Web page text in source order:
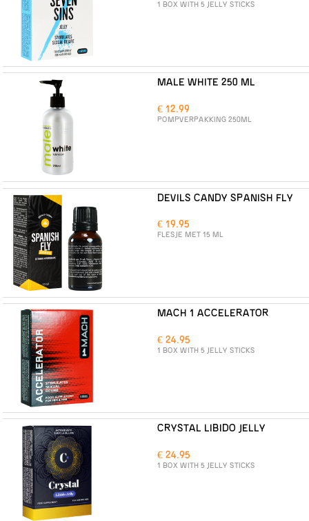
1 BOX WITH 5 JELLY STICKS
MALE WHITE 250 ML
€ 12.99
POMPVERPAKKING 250ML
DEVILS CANDY SPANISH FLY
€ 19.95
FLESJE MET 15 ML
MACH 1 ACCELERATOR
€ 24.95
1 BOX WITH 5 JELLY STICKS
CRYSTAL LIBIDO JELLY
€ 24.95
1 BOX WITH 5 JELLY STICKS